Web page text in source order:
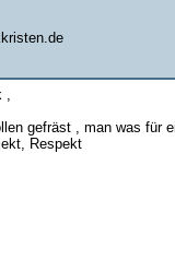
,
gefräst , man was für
Respekt